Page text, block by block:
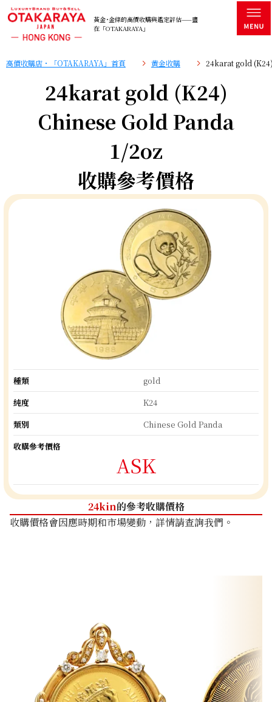
黃金･金條的高價收購與鑑定評估——盡
在「OTAKARAYA」
高價收購店・「OTAKARAYA」首頁 黄金收購 24karat gold
24karat gold (K24)
Chinese Gold Panda
1/2oz
收購參考價格
種類
gold
純度
K24
類別
Chinese Gold Panda
收購參考價格
ASK
24kin的參考收購價格
收購價格會因應時期和市場變動，詳情請查詢我們。